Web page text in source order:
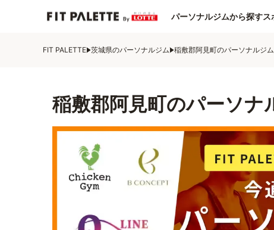
パーソナルジムから探すス
FIT PALETTE 茨城県のパーソナルジム 稲敷郡阿見町のパーソナルジム
稲敷郡阿見町のパーソナ